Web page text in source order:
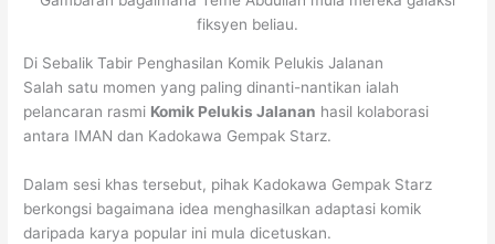
fiksyen beliau.
Di Sebalik Tabir Penghasilan Komik Pelukis Jalanan
Salah satu momen yang paling dinanti-nantikan ialah
pelancaran rasmi Komik Pelukis Jalanan hasil kolaborasi
antara IMAN dan Kadokawa Gempak Starz.
Dalam sesi khas tersebut, pihak Kadokawa Gempak Starz
berkongsi bagaimana idea menghasilkan adaptasi komik
daripada karya popular ini mula dicetuskan.